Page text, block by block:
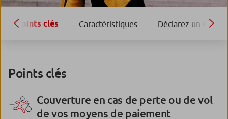
Points clés Caractéristiques Déclarez un
Points clés
Couverture en cas de perte ou de vol
de vos moyens de paiement